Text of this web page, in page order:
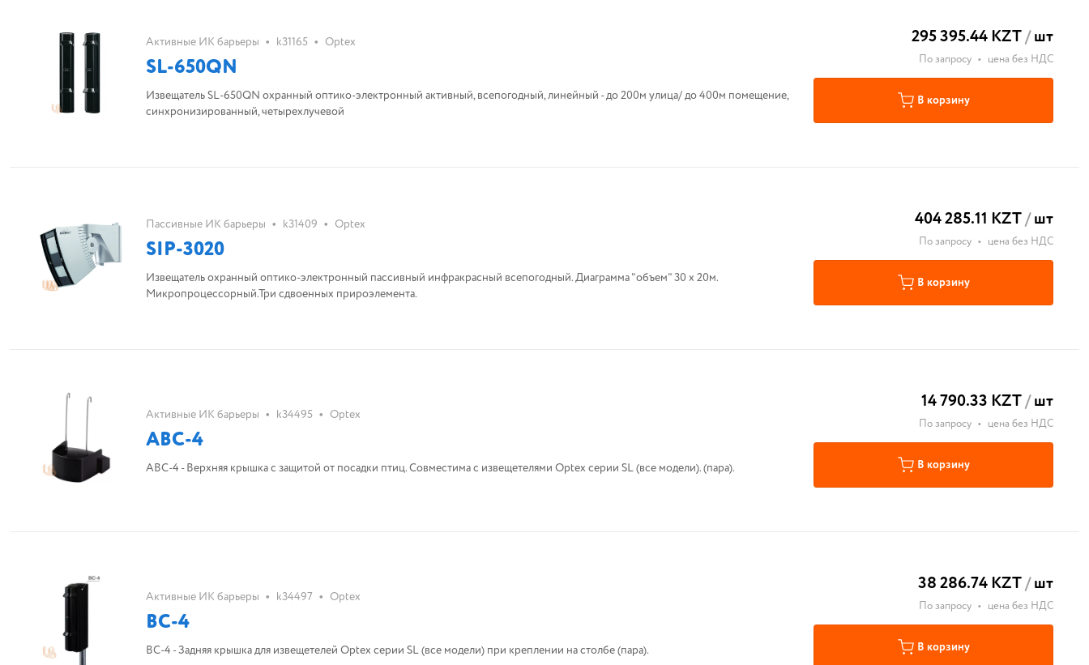
Активные ИК барьеры • k31165 • Optex
SL-650QN
Извещатель SL-650QN охранный оптико-электронный активный, всепогодный, линейный - до 200м улица/ до 400м помещение,
синхронизированный, четырехлучевой
295 395.44 KZT/шт
По запросу • цена без НДС
В корзину
Пассивные ИК барьеры • k31409 • Optex
SIP-3020
Извещатель охранный оптико-электронный пассивный инфракрасный всепогодный. Диаграмма "объем" 30 х 20м.
Микропроцессорный.Три сдвоенных прироэлемента.
404 285.11 KZT/шт
По запросу • цена без НДС
В корзину
Активные ИК барьеры • k34495 • Optex
ABC-4
ABC-4 - Верхняя крышка с защитой от посадки птиц. Совместима с извещетелями Optex серии SL (все модели). (пара).
14 790.33 KZT/шт
По запросу • цена без НДС
В корзину
Активные ИК барьеры • k34497 • Optex
BC-4
BC-4 - Задняя крышка для извещетелей Optex серии SL (все модели) при креплении на столбе (пара).
38 286.74 KZT/шт
По запросу • цена без НДС
В корзину